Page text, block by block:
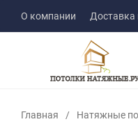
О компании Доставка
Главная / Натяжные